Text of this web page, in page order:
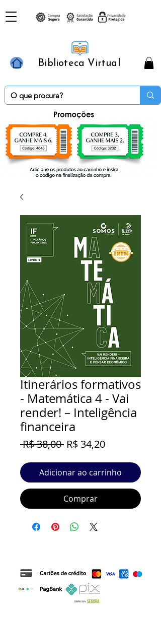
Biblioteca Virtual
Itinerários formativos
- Matemática 4 - Vai
render! – Inteligência
financeira
R$ 38,00 Preço
R$ 34,20Preço
Adicionar ao carrinho
Comprar